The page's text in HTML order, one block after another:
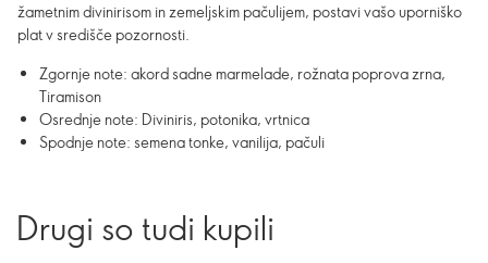
žametnim divinirisom in zemeljskim pačulijem, postavi vašo uporniško
plat v središče pozornosti.
Zgornje note: akord sadne marmelade, rožnata poprova zrna,
Tiramison
Osrednje note: Diviniris, potonika, vrtnica
Spodnje note: semena tonke, vanilija, pačuli
Drugi so tudi kupili